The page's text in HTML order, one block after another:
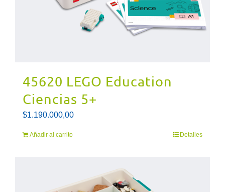
45620 LEGO Education
Ciencias 5+
$1.190.000,00
Añadir al carrito Detalles